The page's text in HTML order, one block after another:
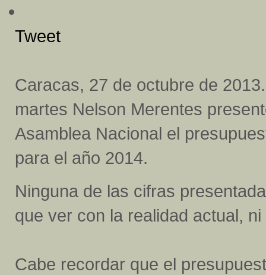
Tweet
Caracas, 27 de octubre de
martes Nelson Merentes
Asamblea Nacional el
para el año 2014.
Ninguna de las cifras
que ver con la realidad actual,
Cabe recordar que el